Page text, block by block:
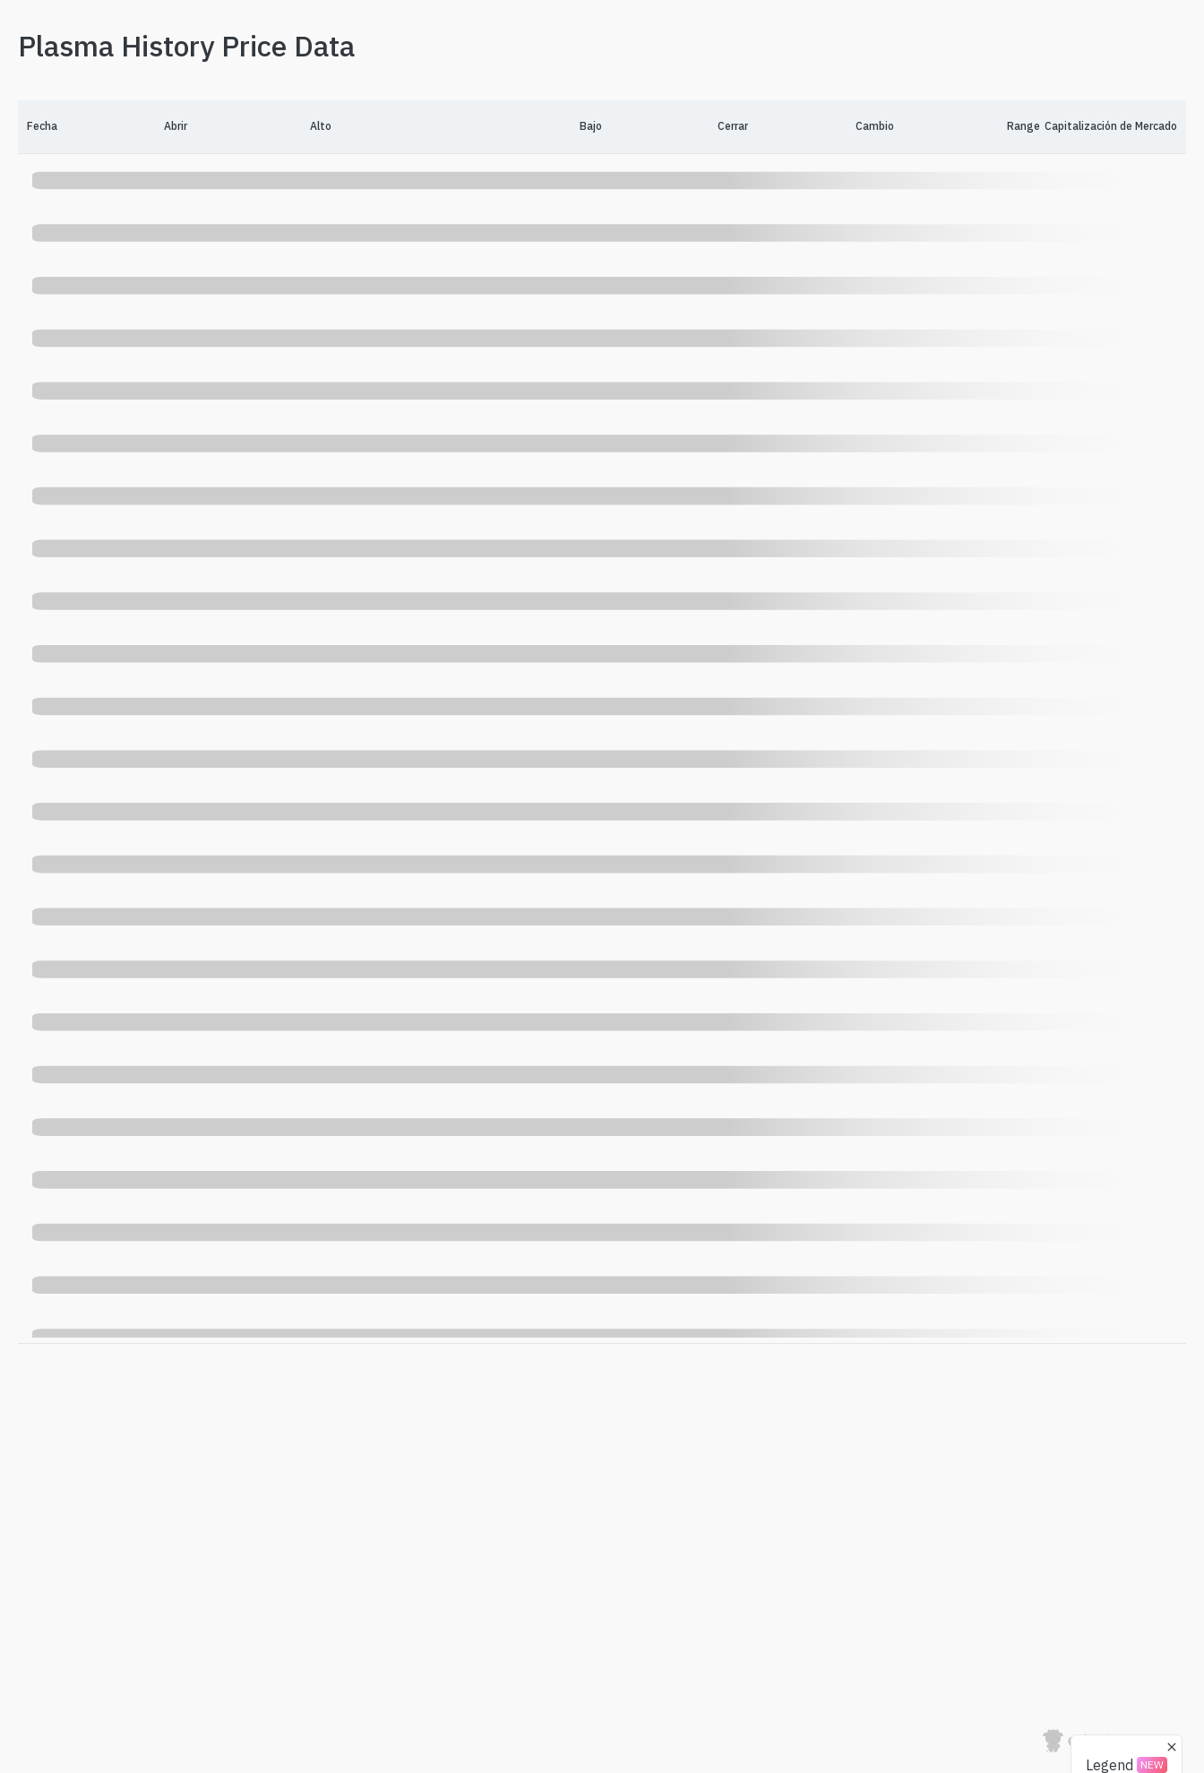
Legend NEW
Plasma History Price Data
Fecha Abrir Alto Bajo Cerrar Cambio Range Capitalización de Mercado